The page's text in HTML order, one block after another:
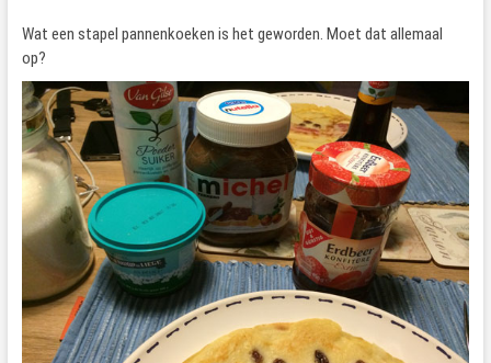
Wat een stapel pannenkoeken is het geworden. Moet dat allemaal
op?